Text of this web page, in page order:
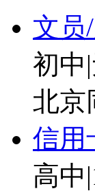
文员
初中|
北京
信用
高中|